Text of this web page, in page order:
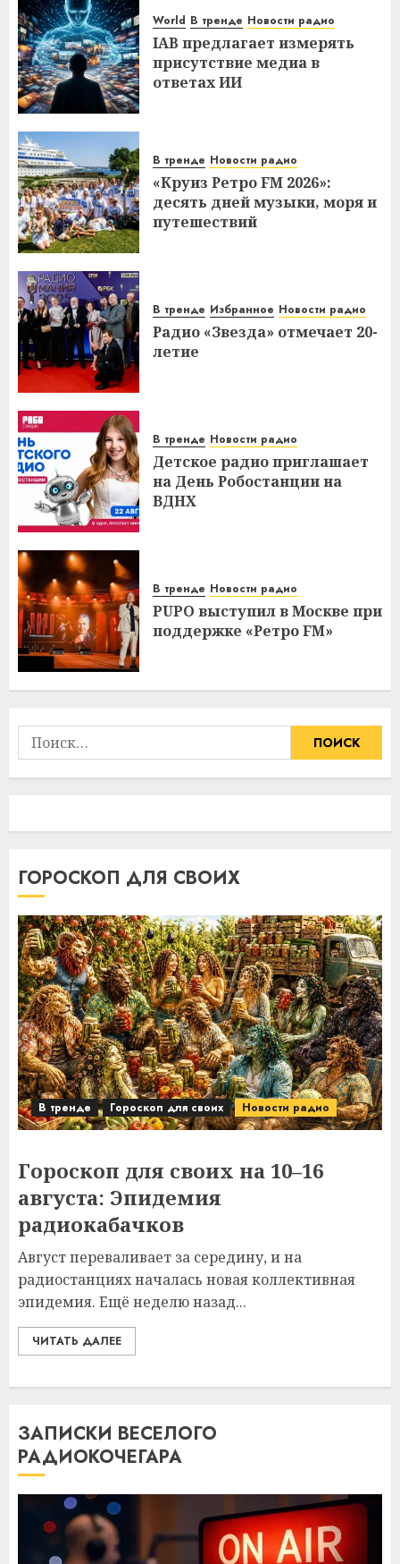
World В тренде Новости радио
IAB предлагает измерять
присутствие медиа в
ответах ИИ
В тренде Новости радио
«Круиз Ретро FM 2026»:
десять дней музыки, моря и
путешествий
В тренде Избранное Новости радио
Радио «Звезда» отмечает 20-
летие
В тренде Новости радио
Детское радио приглашает
на День Робостанции на
ВДНХ
В тренде Новости радио
PUPO выступил в Москве при
поддержке «Ретро FM»
Найти:
ГОРОСКОП ДЛЯ СВОИХ
В тренде Гороскоп для своих Новости радио
Гороскоп для своих на 10–16
августа: Эпидемия
радиокабачков
Август переваливает за середину, и на
радиостанциях началась новая коллективная
эпидемия. Ещё неделю назад...
ЧИТАТЬ ДАЛЕЕ
ЗАПИСКИ ВЕСЕЛОГО
РАДИОКОЧЕГАРА